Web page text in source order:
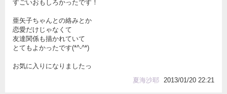
すごいおもしろかったです！
亜矢子ちゃんとの絡みとか
恋愛だけじゃなくて
友達関係も描かれていて
とてもよかったです(*^-^*)
お気に入りになりましたっ
夏海沙耶
2013/01/20 22:21